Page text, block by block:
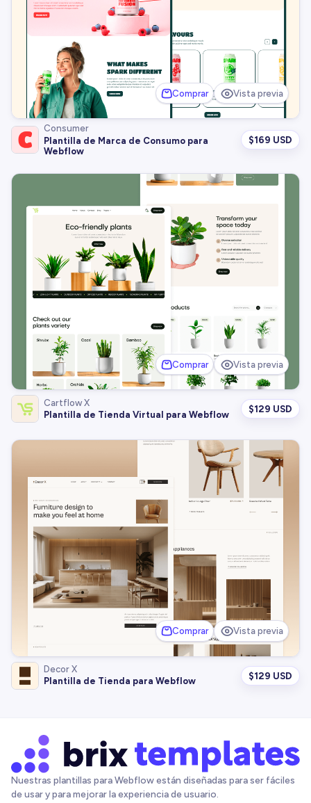
Comprar Vista previa
Consumer
Plantilla de Marca de Consumo para
Webflow
$169 USD
Comprar Vista previa
Cartflow X
Plantilla de Tienda Virtual para Webflow
$129 USD
Comprar Vista previa
Decor X
Plantilla de Tienda para Webflow
$129 USD
Nuestras plantillas para Webflow están diseñadas para ser fáciles
de usar y para mejorar la experiencia de usuario.